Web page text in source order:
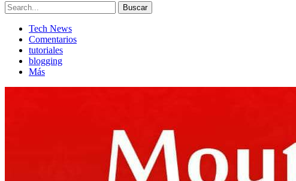
Tech News
Comentarios
tutoriales
blogging
Más